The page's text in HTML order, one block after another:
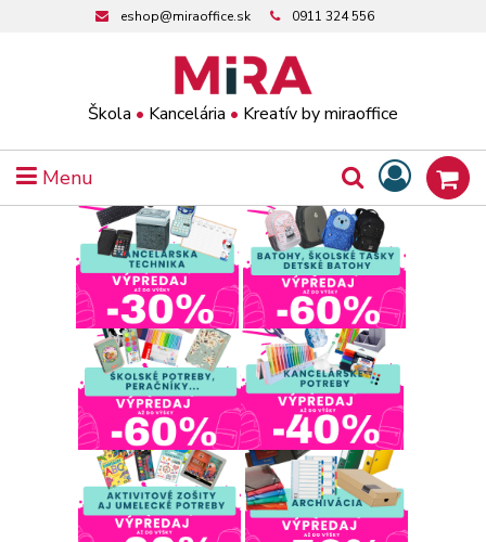
Škola • Kancelária • Kreatív by miraoffice
eshop@miraoffice.sk 0911 324 556
Menu